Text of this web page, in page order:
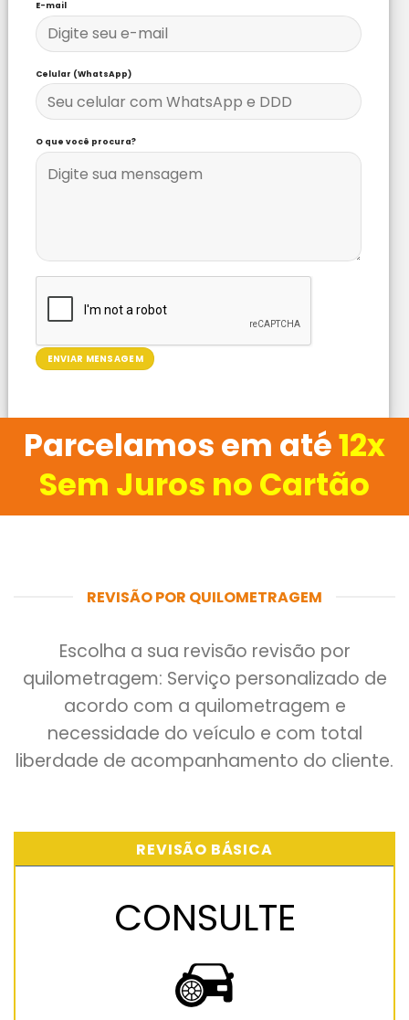
E-mail
Celular (WhatsApp)
O que você procura?
Parcelamos em até12x
Sem Juros no Cartão
REVISÃO POR QUILOMETRAGEM
Escolha a sua revisão revisão por
quilometragem: Serviço personalizado de
acordo com a quilometragem e
necessidade do veículo e com total
liberdade de acompanhamento do cliente.
REVISÃO BÁSICA
CONSULTE